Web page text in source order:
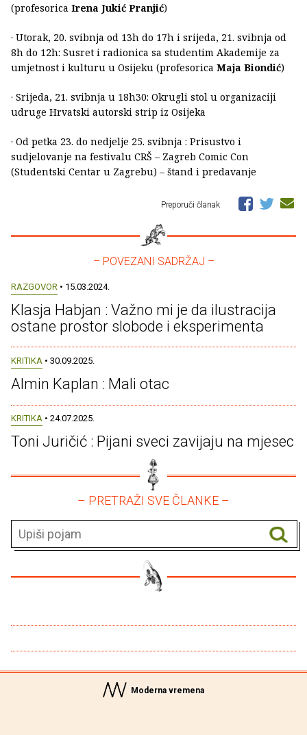
(profesorica Irena Jukić Pranjić)
· Utorak, 20. svibnja od 13h do 17h i srijeda, 21. svibnja od
8h do 12h: Susret i radionica sa studentim Akademije za
umjetnost i kulturu u Osijeku (profesorica Maja Biondić)
· Srijeda, 21. svibnja u 18h30: Okrugli stol u organizaciji
udruge Hrvatski autorski strip iz Osijeka
· Od petka 23. do nedjelje 25. svibnja : Prisustvo i
sudjelovanje na festivalu CRŠ – Zagreb Comic Con
(Studentski Centar u Zagrebu) – štand i predavanje
Preporuči članak
– POVEZANI SADRŽAJ –
RAZGOVOR • 15.03.2024.
Klasja Habjan : Važno mi je da ilustracija
ostane prostor slobode i eksperimenta
KRITIKA • 30.09.2025.
Almin Kaplan : Mali otac
KRITIKA • 24.07.2025.
Toni Juričić : Pijani sveci zavijaju na mjesec
– PRETRAŽI SVE ČLANKE –
Moderna vremena